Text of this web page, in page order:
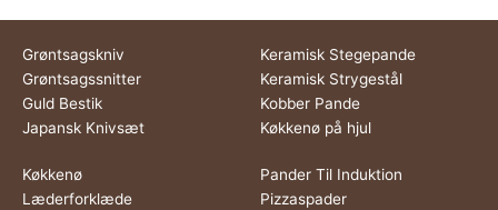
Grøntsagskniv
Grøntsagssnitter
Guld Bestik
Japansk Knivsæt
Keramisk Stegepande
Keramisk Strygestål
Kobber Pande
Køkkenø på hjul
Køkkenø
Læderforklæde
Pander Til Induktion
Pizzaspader